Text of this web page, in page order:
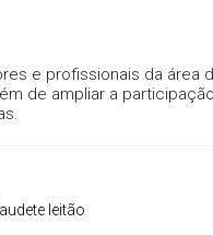
e profissionais da
de ampliar a
leitão